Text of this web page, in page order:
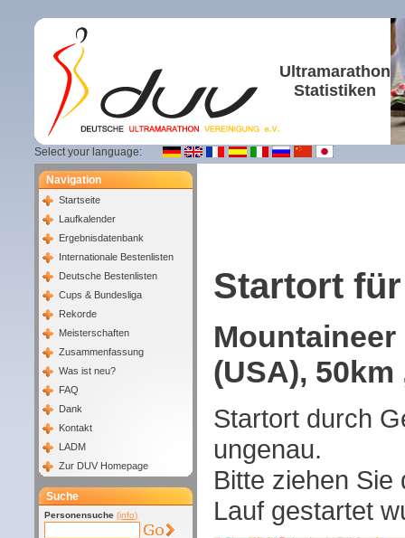
Ultramarathon
Statistiken
Select your language:
Navigation
Startseite
Laufkalender
Ergebnisdatenbank
Internationale Bestenlisten
Deutsche Bestenlisten
Cups & Bundesliga
Rekorde
Meisterschaften
Zusammenfassung
Was ist neu?
FAQ
Dank
Kontakt
LADM
Zur DUV Homepage
Suche
Personensuche (info)
Startort für
Mountaineer
(USA), 50km
Startort durch
ungenau.
Bitte ziehen
Lauf gestartet